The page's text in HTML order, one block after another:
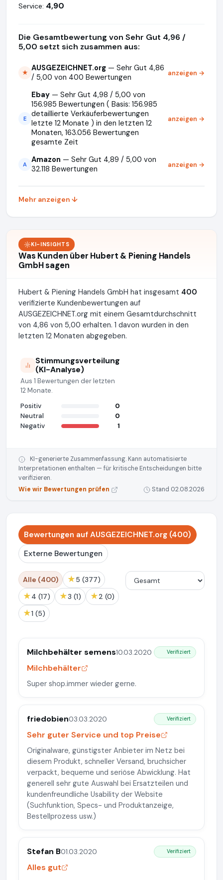
Service: 4,90
Die Gesamtbewertung von Sehr Gut 4,96 /
5,00 setzt sich zusammen aus:
★ AUSGEZEICHNET.org — Sehr Gut 4,86
/ 5,00 von 400 Bewertungen
anzeigen →
E
Ebay — Sehr Gut 4,98 / 5,00 von
156.985 Bewertungen ( Basis: 156.985
detaillierte Verkäuferbewertungen
letzte 12 Monate ) in den letzten 12
Monaten, 163.056 Bewertungen
gesamte Zeit
anzeigen →
A Amazon — Sehr Gut 4,89 / 5,00 von
32.118 Bewertungen
anzeigen →
Mehr anzeigen ↓
KI-INSIGHTS
Was Kunden über Hubert & Piening Handels
GmbH sagen
Hubert & Piening Handels GmbH hat insgesamt 400
verifizierte Kundenbewertungen auf
AUSGEZEICHNET.org mit einem Gesamtdurchschnitt
von 4,86 von 5,00 erhalten. 1 davon wurden in den
letzten 12 Monaten abgegeben.
Stimmungsverteilung
(KI-Analyse)
Aus 1 Bewertungen der letzten
12 Monate.
Positiv
0
Neutral
0
Negativ
1
KI-generierte Zusammenfassung. Kann automatisierte
Interpretationen enthalten — für kritische Entscheidungen bitte
verifizieren.
Wie wir Bewertungen prüfen
Stand 02.08.2026
Bewertungen auf AUSGEZEICHNET.org (400)
Externe Bewertungen
Alle (400) ★ 5 (377)
★ 4 (17) ★ 3 (1) ★ 2 (0)
★ 1 (5)
Milchbehälter semens10.03.2020 Verifiziert
Milchbehälter
Super shop.immer wieder gerne.
friedobien03.03.2020 Verifiziert
Sehr guter Service und top Preise
Originalware, günstigster Anbieter im Netz bei
diesem Produkt, schneller Versand, bruchsicher
verpackt, bequeme und seriöse Abwicklung. Hat
generell sehr gute Auswahl bei Ersatzteilen und
kundenfreundliche Usability der Website
(Suchfunktion, Specs- und Produktanzeige,
Bestellprozess usw.)
Stefan B01.03.2020 Verifiziert
Alles gut